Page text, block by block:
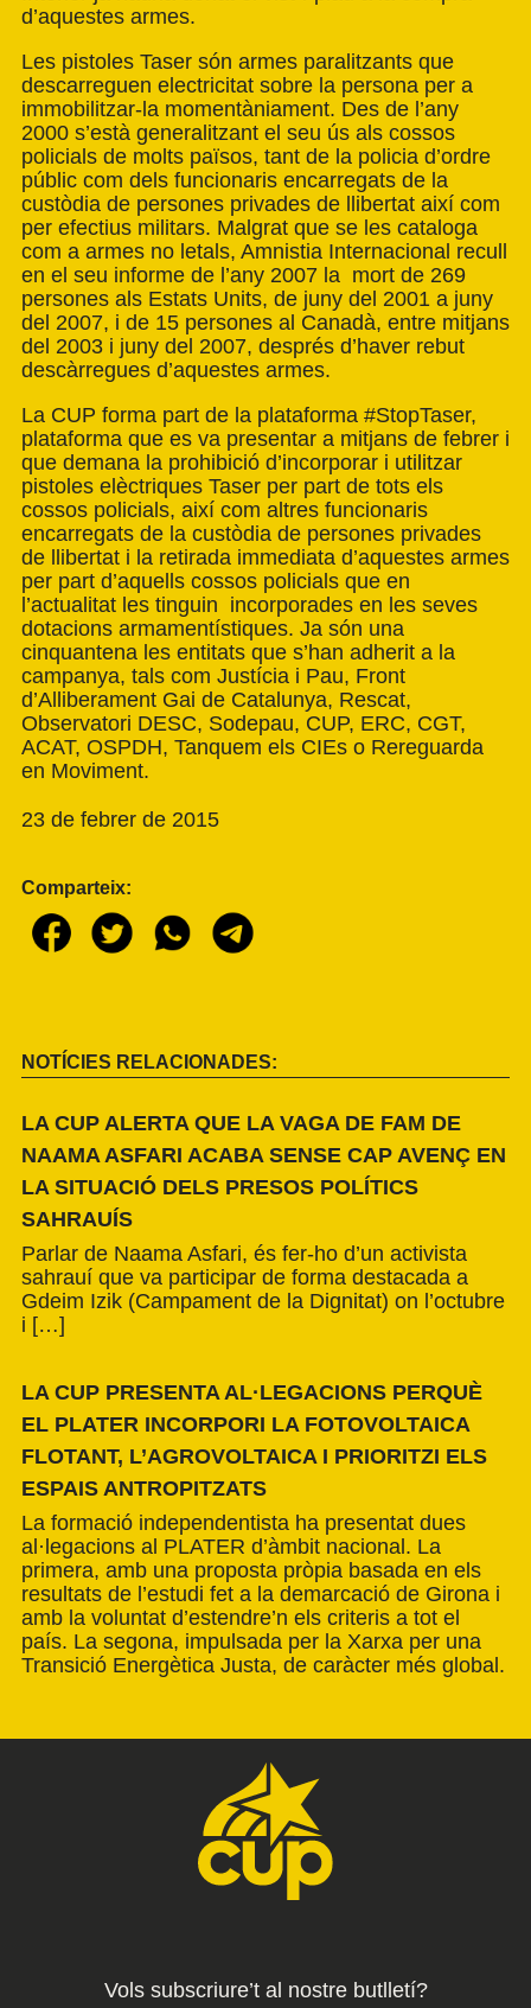
d’aquestes armes.
Les pistoles Taser són armes paralitzants que
descarreguen electricitat sobre la persona per a
immobilitzar-la momentàniament. Des de l’any
2000 s’està generalitzant el seu ús als cossos
policials de molts països, tant de la policia d’ordre
públic com dels funcionaris encarregats de la
custòdia de persones privades de llibertat així com
per efectius militars. Malgrat que se les cataloga
com a armes no letals, Amnistia Internacional recull
en el seu informe de l’any 2007 la mort de 269
persones als Estats Units, de juny del 2001 a juny
del 2007, i de 15 persones al Canadà, entre mitjans
del 2003 i juny del 2007, després d’haver rebut
descàrregues d’aquestes armes.
La CUP forma part de la plataforma #StopTaser,
plataforma que es va presentar a mitjans de febrer i
que demana la prohibició d’incorporar i utilitzar
pistoles elèctriques Taser per part de tots els
cossos policials, així com altres funcionaris
encarregats de la custòdia de persones privades
de llibertat i la retirada immediata d’aquestes armes
per part d’aquells cossos policials que en
l’actualitat les tinguin incorporades en les seves
dotacions armamentístiques. Ja són una
cinquantena les entitats que s’han adherit a la
campanya, tals com Justícia i Pau, Front
d’Alliberament Gai de Catalunya, Rescat,
Observatori DESC, Sodepau, CUP, ERC, CGT,
ACAT, OSPDH, Tanquem els CIEs o Rereguarda
en Moviment.
23 de febrer de 2015
Comparteix:
NOTÍCIES RELACIONADES:
LA CUP ALERTA QUE LA VAGA DE FAM DE
NAAMA ASFARI ACABA SENSE CAP AVENÇ EN
LA SITUACIÓ DELS PRESOS POLÍTICS
SAHRAUÍS
Parlar de Naama Asfari, és fer-ho d’un activista
sahrauí que va participar de forma destacada a
Gdeim Izik (Campament de la Dignitat) on l’octubre
i […]
LA CUP PRESENTA AL·LEGACIONS PERQUÈ
EL PLATER INCORPORI LA FOTOVOLTAICA
FLOTANT, L’AGROVOLTAICA I PRIORITZI ELS
ESPAIS ANTROPITZATS
La formació independentista ha presentat dues
al·legacions al PLATER d’àmbit nacional. La
primera, amb una proposta pròpia basada en els
resultats de l’estudi fet a la demarcació de Girona i
amb la voluntat d’estendre’n els criteris a tot el
país. La segona, impulsada per la Xarxa per una
Transició Energètica Justa, de caràcter més global.
Vols subscriure’t al nostre butlletí?